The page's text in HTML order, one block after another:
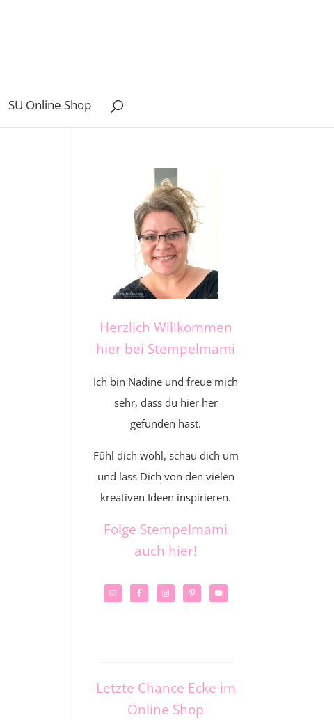
SU Online Shop
Herzlich Willkommen
hier bei Stempelmami
Ich bin Nadine und freue mich
sehr, dass du hier her
gefunden hast.
Fühl dich wohl, schau dich um
und lass Dich von den vielen
kreativen Ideen inspirieren.
Folge Stempelmami
auch hier!
Letzte Chance Ecke im
Online Shop